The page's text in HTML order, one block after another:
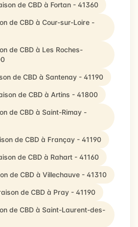
de CBD à Fortan - 41360
de CBD à Cour-sur-Loire -
de CBD à Les Roches-
de CBD à Santenay - 41190
de CBD à Artins - 41800
de CBD à Saint-Rimay -
de CBD à Françay - 41190
de CBD à Rahart - 41160
de CBD à Villechauve - 41310
de CBD à Pray - 41190
de CBD à Saint-Laurent-des-